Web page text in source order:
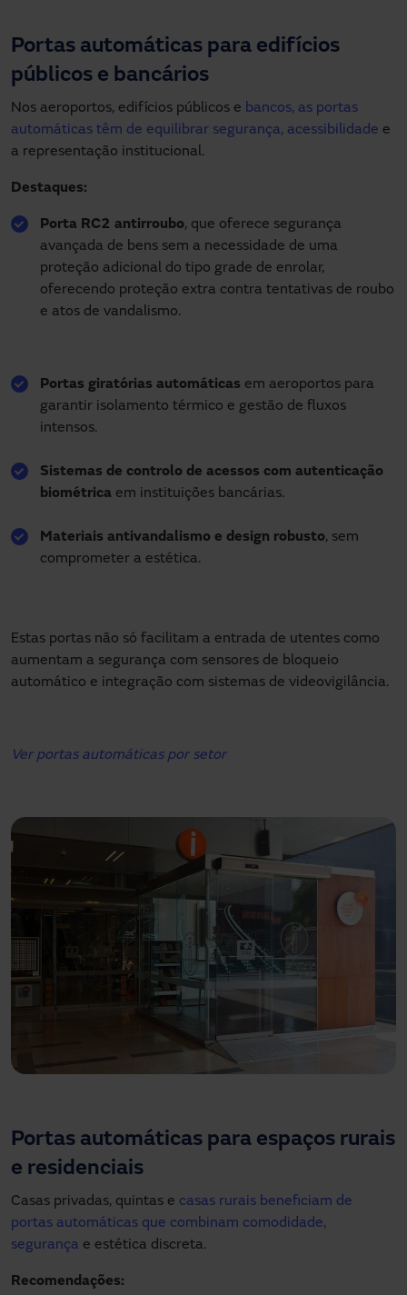
Portas automáticas para edifícios
públicos e bancários
Nos aeroportos, edifícios públicos e bancos, as portas
automáticas têm de equilibrar segurança, acessibilidade e
a representação institucional.
Destaques:
Porta RC2 antirroubo, que oferece segurança
avançada de bens sem a necessidade de uma
proteção adicional do tipo grade de enrolar,
oferecendo proteção extra contra tentativas de roubo
e atos de vandalismo.
Portas giratórias automáticas em aeroportos para
garantir isolamento térmico e gestão de fluxos
intensos.
Sistemas de controlo de acessos com autenticação
biométrica em instituições bancárias.
Materiais antivandalismo e design robusto, sem
comprometer a estética.
Estas portas não só facilitam a entrada de utentes como
aumentam a segurança com sensores de bloqueio
automático e integração com sistemas de videovigilância.
Ver portas automáticas por setor
Portas automáticas para espaços rurais
e residenciais
Casas privadas, quintas e casas rurais beneficiam de
portas automáticas que combinam comodidade,
segurança e estética discreta.
Recomendações: